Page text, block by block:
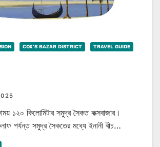
COX'S BAZAR DISTRICT TRAVEL GUIDE
১২০ কিলোমিটার সমুদ্র সৈকত কক্সবাজার।
পর্যন্ত সমুদ্র সৈকতের মধ্যে ইনানী বীচ…